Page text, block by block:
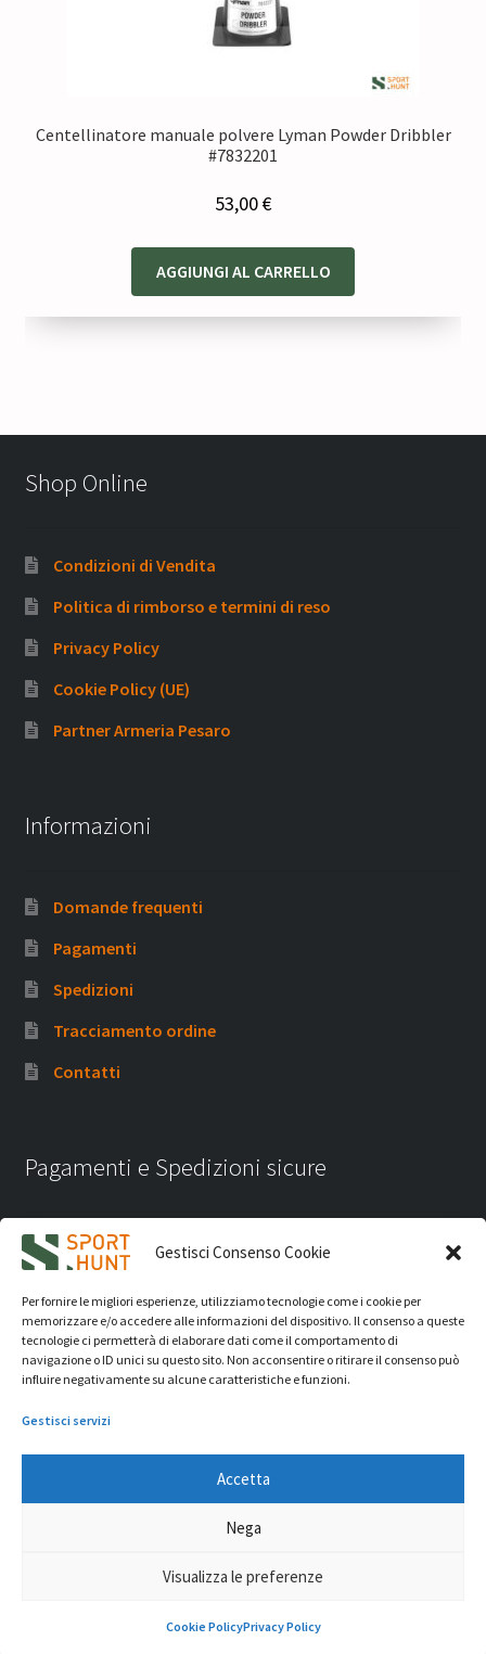
Gestisci Consenso Cookie
Per fornire le migliori esperienze, utilizziamo tecnologie come i cookie per
memorizzare e/o accedere alle informazioni del dispositivo. Il consenso a queste
tecnologie ci permetterà di elaborare dati come il comportamento di
navigazione o ID unici su questo sito. Non acconsentire o ritirare il consenso può
influire negativamente su alcune caratteristiche e funzioni.
Gestisci servizi
Accetta
Nega
Visualizza le preferenze
Cookie PolicyPrivacy Policy
Centellinatore manuale polvere Lyman Powder Dribbler
#7832201
53,00€
AGGIUNGI AL CARRELLO
Shop Online
Condizioni di Vendita
Politica di rimborso e termini di reso
Privacy Policy
Cookie Policy (UE)
Partner Armeria Pesaro
Informazioni
Domande frequenti
Pagamenti
Spedizioni
Tracciamento ordine
Contatti
Pagamenti e Spedizioni sicure
iVision Communication S.r.l.- P.Iva 04233830407 - REA: RN
331582 Copyright 2026. Tutti i diritti riservati.